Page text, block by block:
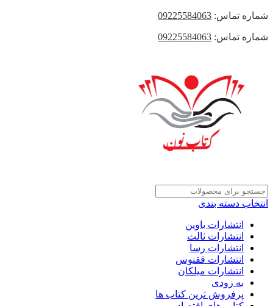
شماره تماس: 09225584063
شماره تماس: 09225584063
انتخاب دسته بندی
انتشارات باوین
انتشارات ثالث
انتشارات رسا
انتشارات ققنوس
انتشارات میلکان
به زودی
پرفروش ترین کتاب ها